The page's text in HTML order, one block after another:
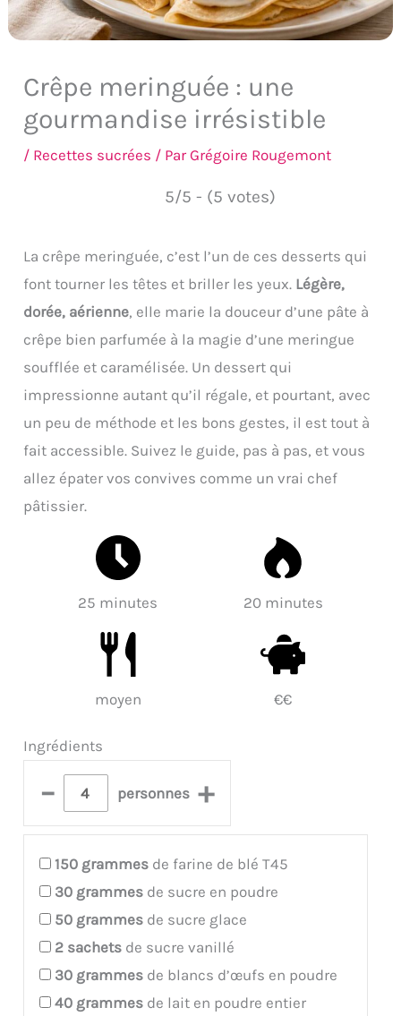
Crêpe meringuée : une
gourmandise irrésistible
/ Recettes sucrées / ParGrégoire Rougemont
5/5 - (5 votes)
La crêpe meringuée, c’est l’un de ces desserts qui
font tourner les têtes et briller les yeux. Légère,
dorée, aérienne, elle marie la douceur d’une pâte à
crêpe bien parfumée à la magie d’une meringue
soufflée et caramélisée. Un dessert qui
impressionne autant qu’il régale, et pourtant, avec
un peu de méthode et les bons gestes, il est tout à
fait accessible. Suivez le guide, pas à pas, et vous
allez épater vos convives comme un vrai chef
pâtissier.
25 minutes 20 minutes
moyen €€
Ingrédients
– personnes +
150 grammes de farine de blé T45
30 grammes de sucre en poudre
50 grammes de sucre glace
2 sachets de sucre vanillé
30 grammes de blancs d’œufs en poudre
40 grammes de lait en poudre entier